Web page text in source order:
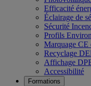
Efficacité
Éclairage de
Sécurité
Profils
Marquage
Recyclage
Affichage
Accessibilité
Formations